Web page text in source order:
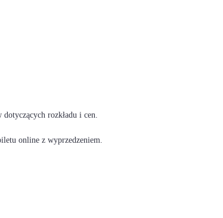
rozkładu i cen.
online z wyprzedzeniem.